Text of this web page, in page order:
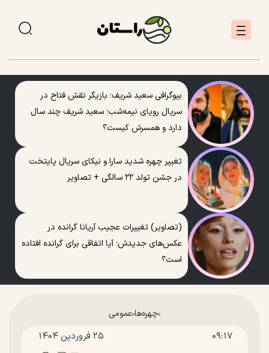
بیوگرافی سعید شریف؛ بازیگر نقش فتاح در
سریال رویای نیمه‌شب؛ سعید شریف چند سال
دارد و همسرش کیست؟
تغییر چهره شدید سارا و نیکای سریال پایتخت
در جشن تولد ۲۲ سالگی + تصاویر
(تصاویر) تغییرات عجیب آریانا گرانده در
عکس‌های جدیدش؛ آیا اتفاقی برای گرانده افتاده
است؟
چهره‌هاعمومی
۰۹:۱۷ ۲۵ فروردين ۱۴۰۴